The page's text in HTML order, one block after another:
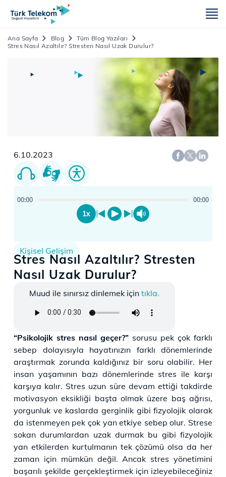
Ana Sayfa Blog
Tüm Blog Yazıları
Stres Nasıl Azaltılır? Stresten Nasıl Uzak Durulur?
6.10.2023
00:00 00:00
1x
Kişisel Gelişim
Stres Nasıl Azaltılır? Stresten
Nasıl Uzak Durulur?
Muud ile sınırsız dinlemek için tıkla.
“Psikolojik stres nasıl geçer?” sorusu pek çok farklı
sebep dolayısıyla hayatınızın farklı dönemlerinde
araştırmak zorunda kaldığınız bir soru olabilir. Her
insan yaşamının bazı dönemlerinde stres ile karşı
karşıya kalır. Stres uzun süre devam ettiği takdirde
motivasyon eksikliği başta olmak üzere baş ağrısı,
yorgunluk ve kaslarda gerginlik gibi fizyolojik olarak
da istenmeyen pek çok yan etkiye sebep olur. Strese
sokan durumlardan uzak durmak bu gibi fizyolojik
yan etkilerden kurtulmanın tek çözümü olsa da her
zaman için mümkün değil. Ancak stres yönetimini
başarılı şekilde gerçekleştirmek için izleyebileceğiniz